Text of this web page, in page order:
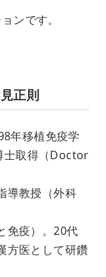
ンです。
正則
年移植免疫学
士取得（Doctor
導教授（外科
免疫）。20代
方医として研鑽